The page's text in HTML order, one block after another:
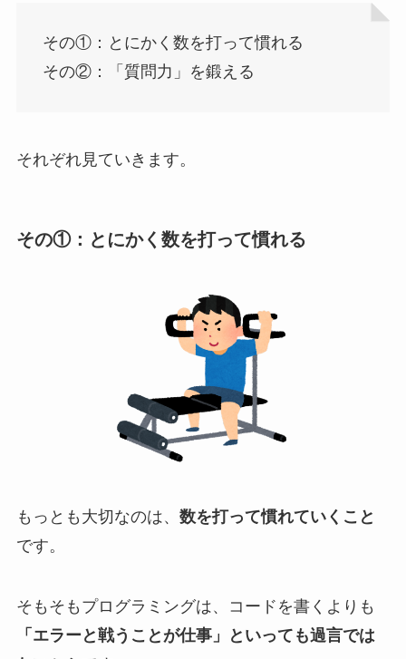
その①：とにかく数を打って慣れる
その②：「質問力」を鍛える
それぞれ見ていきます。
その①：とにかく数を打って慣れる
もっとも大切なのは、 数を打って慣れていくこと
です。
そもそもプログラミングは、コードを書くよりも
「エラーと戦うことが仕事」といっても過言では